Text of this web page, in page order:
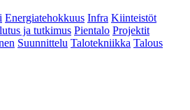
Energiatehokkuus Infra Kiinteistöt
ja tutkimus Pientalo Projektit
Suunnittelu Talotekniikka Talous